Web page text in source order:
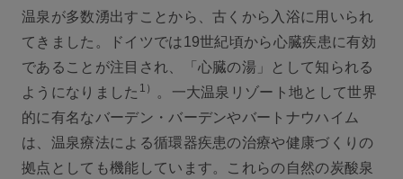
温泉が多数湧出すことから、古くから入浴に用いられ
てきました。ドイツでは19世紀頃から心臓疾患に有効
であることが注目され、「心臓の湯」として知られる
ようになりました 1）
。一大温泉リゾート地として世界
的に有名なバーデン・バーデンやバートナウハイム
は、温泉療法による循環器疾患の治療や健康づくりの
拠点としても機能しています。これらの自然の炭酸泉